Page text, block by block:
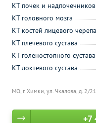
МО, г. Химки, ул. Чкалова, д. 2/
КТ почек и надпочечников
КТ головного мозга
КТ костей лицевого черепа
КТ плечевого сустава
КТ голеностопного сустава
КТ локтевого сустава
+7